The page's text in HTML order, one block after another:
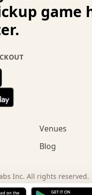
.   .   .   .   .
.   .   .   .   .
.   .   .   .   .   :
.   .   .   .   o
.   .   :   .   .
.   .   +   .   .
:   +   .   .   .
.   .   .   .   .
.   .   .   .   .
.   x   .   .   .
.   .   .   o   .
.   .   .   .   .
.   .   .   .   .   .
game
Venues
Blog
Inc. All rights reserved.